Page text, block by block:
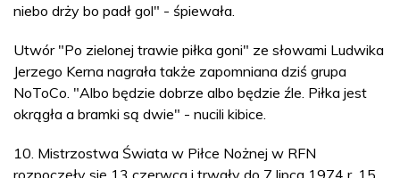
niebo drży bo padł gol" - śpiewała.
Utwór "Po zielonej trawie piłka goni" ze słowami Ludwika
Jerzego Kerna nagrała także zapomniana dziś grupa
NoToCo. "Albo będzie dobrze albo będzie źle. Piłka jest
okrągła a bramki są dwie" - nucili kibice.
10. Mistrzostwa Świata w Piłce Nożnej w RFN